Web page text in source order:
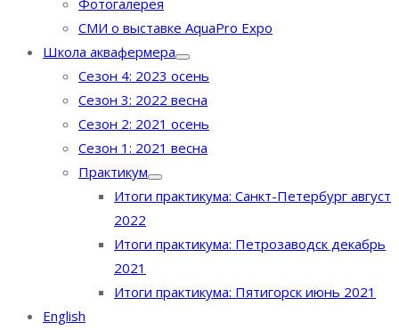
Фотогалерея
СМИ о выставке AquaPro Expo
Школа аквафермера
Сезон 4: 2023 осень
Сезон 3: 2022 весна
Сезон 2: 2021 осень
Сезон 1: 2021 весна
Практикум
Итоги практикума: Санкт-Петербург август
2022
Итоги практикума: Петрозаводск декабрь
2021
Итоги практикума: Пятигорск июнь 2021
English